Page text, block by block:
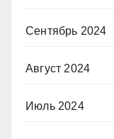
Сентябрь 2024
Август 2024
Июль 2024